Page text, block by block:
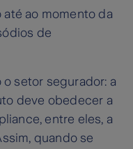
ao momento da
de
setor segurador: a
deve obedecer a
entre eles, a
quando se